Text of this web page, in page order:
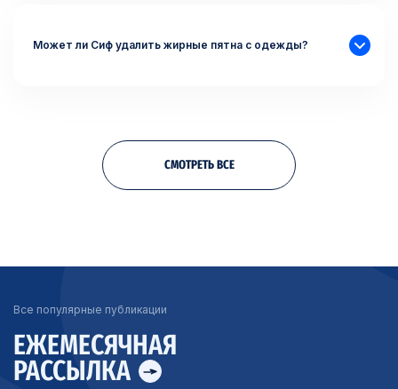
Может ли Сиф удалить жирные пятна с одежды?
СМОТРЕТЬ ВСЕ
Все популярные публикации
ЕЖЕМЕСЯЧНАЯ
РАССЫЛКА